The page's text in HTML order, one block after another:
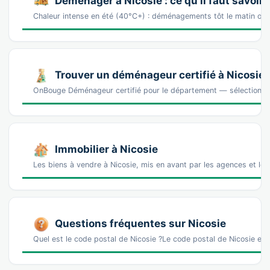
Chaleur intense en été (40°C+) : déménagements tôt le matin
Trouver un déménageur certifié à Nicosie
OnBouge Déménageur certifié pour le département —
Immobilier à Nicosie
Les biens à vendre à Nicosie, mis en avant par les agences et
Questions fréquentes sur Nicosie
Quel est le code postal de Nicosie ?Le code postal de Nicosie